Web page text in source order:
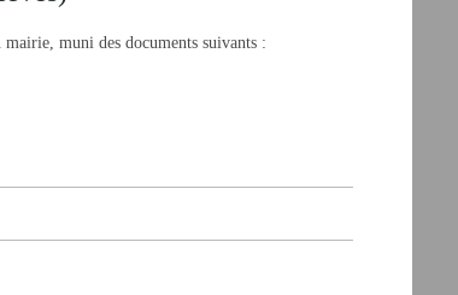
muni des documents suivants :